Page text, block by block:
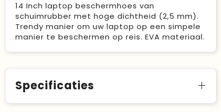
14 Inch laptop beschermhoes van
schuimrubber met hoge dichtheid (2,5 mm).
Trendy manier om uw laptop op een simpele
manier te beschermen op reis. EVA materiaal.
Specificaties